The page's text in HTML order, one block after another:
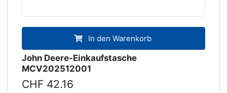
In den Warenkorb
John Deere-Einkaufstasche
MCV202512001
CHF 42.16